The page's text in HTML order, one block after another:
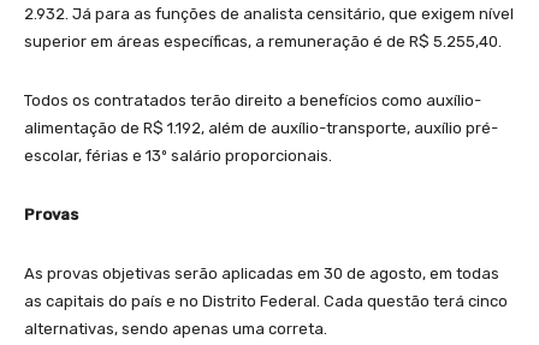
2.932. Já para as funções de analista censitário, que exigem nível
superior em áreas específicas, a remuneração é de R$ 5.255,40.
Todos os contratados terão direito a benefícios como auxílio-
alimentação de R$ 1.192, além de auxílio-transporte, auxílio pré-
escolar, férias e 13º salário proporcionais.
Provas
As provas objetivas serão aplicadas em 30 de agosto, em todas
as capitais do país e no Distrito Federal. Cada questão terá cinco
alternativas, sendo apenas uma correta.